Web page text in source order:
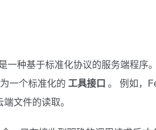
一种基于标准化协议的服务端程序
一个标准化的 工具接口 。 例如，
文件的读取。